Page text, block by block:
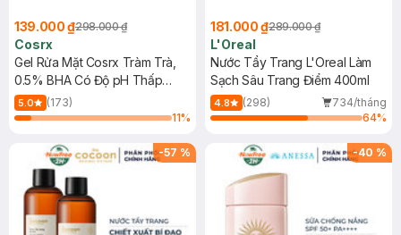
139.000 ₫298.000 ₫
Cosrx
Gel Rửa Mặt Cosrx Tràm Trà,
0.5% BHA Có Độ pH Thấp
150ml
5.0
(173)
11%
181.000 ₫289.000 ₫
L'Oreal
Nước Tẩy Trang L'Oreal Làm
Sạch Sâu Trang Điểm 400ml
4.8 (298)
734/tháng
64%
-57 % -40 %